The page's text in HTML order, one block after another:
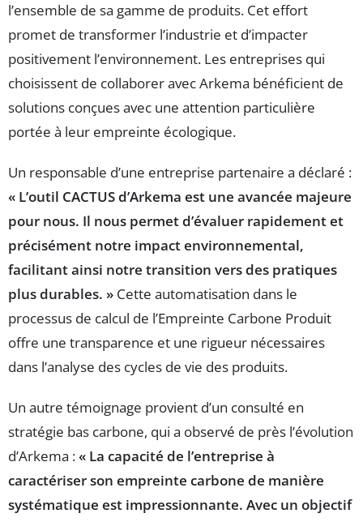
l’ensemble de sa gamme de produits. Cet effort
promet de transformer l’industrie et d’impacter
positivement l’environnement. Les entreprises qui
choisissent de collaborer avec Arkema bénéficient de
solutions conçues avec une attention particulière
portée à leur empreinte écologique.
Un responsable d’une entreprise partenaire a déclaré :
« L’outil CACTUS d’Arkema est une avancée majeure
pour nous. Il nous permet d’évaluer rapidement et
précisément notre impact environnemental,
facilitant ainsi notre transition vers des pratiques
plus durables. » Cette automatisation dans le
processus de calcul de l’Empreinte Carbone Produit
offre une transparence et une rigueur nécessaires
dans l’analyse des cycles de vie des produits.
Un autre témoignage provient d’un consulté en
stratégie bas carbone, qui a observé de près l’évolution
d’Arkema :« La capacité de l’entreprise à
caractériser son empreinte carbone de manière
systématique est impressionnante. Avec un objectif